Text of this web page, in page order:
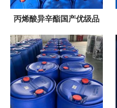
丙烯酸异辛酯国产优级品